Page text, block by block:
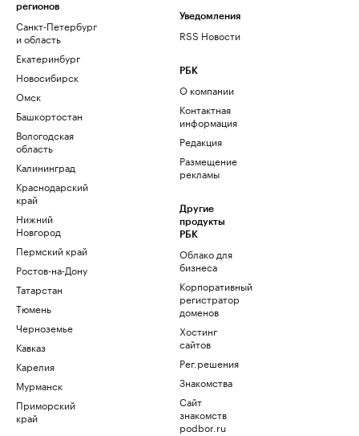
регионов
Санкт-Петербург
и область
Екатеринбург
Новосибирск
Омск
Башкортостан
Вологодская
область
Калининград
Краснодарский
край
Нижний
Новгород
Пермский край
Ростов-на-Дону
Татарстан
Тюмень
Черноземье
Кавказ
Карелия
Мурманск
Приморский
край
Уведомления
RSS Новости
РБК
О компании
Контактная
информация
Редакция
Размещение
рекламы
Другие
продукты
РБК
Облако для
бизнеса
Корпоративный
регистратор
доменов
Хостинг
сайтов
Рег.решения
Знакомства
Сайт
знакомств
podbor.ru